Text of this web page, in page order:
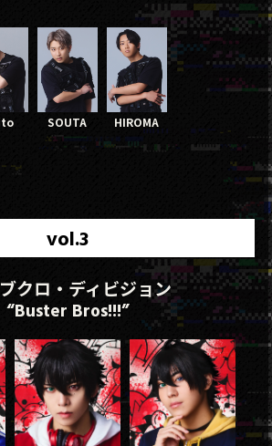
SOUTA HIROMA
vol.3
クロ・ディビジョン
“Buster Bros!!!”